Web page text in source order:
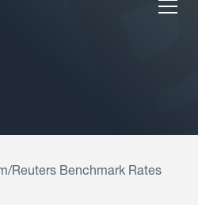
Reuters Benchmark Rates